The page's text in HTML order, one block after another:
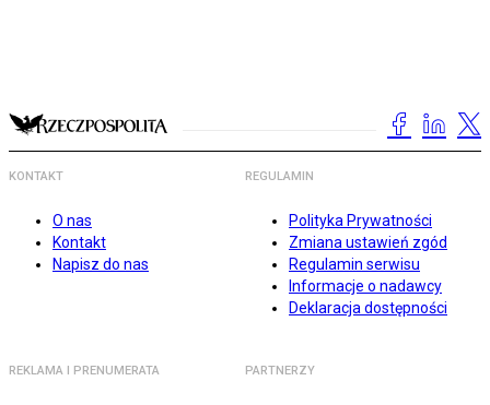
KONTAKT
O nas
Kontakt
Napisz do nas
REGULAMIN
Polityka Prywatności
Zmiana ustawień zgód
Regulamin serwisu
Informacje o nadawcy
Deklaracja dostępności
REKLAMA I PRENUMERATA PARTNERZY